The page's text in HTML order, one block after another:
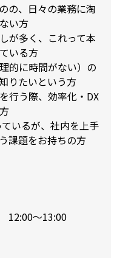
の、日々の業務に淘
い方
が多く、これって本
いる方
的に時間がない）の
りたいという方
行う際、効率化・DX
いるが、社内を上手
課題をお持ちの方
12:00～13:00